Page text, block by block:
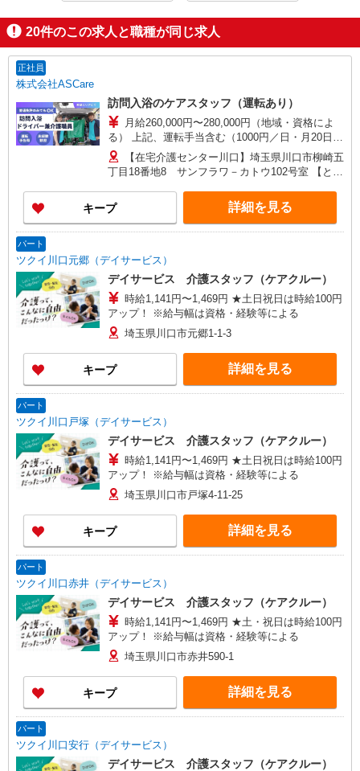
20件のこの求人と職種が同じ求人
正社員
株式会社ASCare
訪問入浴のケアスタッフ（運転あり）
月給260,000円〜280,000円（地域・資格によ
る） 上記、運転手当含む（1000円／日・月20日換
算） ★介護福祉士の方は月給20,000円加算（資格
手当） 別途交通費支給（30,000円上限／月） 別途
残業手当（月平均残業時間15時間）残業代全額支
給
【在宅介護センター川口】埼玉県川口市柳崎五
丁目18番地8 サンフラワ－カトウ102号室 【とこ
川ビル1階 【在宅介護センター加須】埼玉県加須
市花崎一丁目23番地10 【在宅介護センター上尾】
埼玉県上尾市上町一丁目11番地20 伊藤店舗1階
丁目2番地2 AMENITYHOUSE 【在宅介護センタ
ー春日部】埼玉県春日部市粕壁東二丁目3番地40
グレースヒル橋本202号室
キープ 詳細を見る
パート
ツクイ川口元郷（デイサービス）
デイサービス 介護スタッフ（ケアクルー）
時給1,141円〜1,469円 ★土日祝日は時給100円
アップ！ ※給与幅は資格・経験等による
埼玉県川口市元郷1-1-3
キープ 詳細を見る
パート
ツクイ川口戸塚（デイサービス）
デイサービス 介護スタッフ（ケアクルー）
時給1,141円〜1,469円 ★土日祝日は時給100円
アップ！ ※給与幅は資格・経験等による
埼玉県川口市戸塚4-11-25
キープ 詳細を見る
パート
ツクイ川口赤井（デイサービス）
デイサービス 介護スタッフ（ケアクルー）
時給1,141円〜1,469円 ★土・祝日は時給100円
アップ！ ※給与幅は資格・経験等による
埼玉県川口市赤井590-1
キープ 詳細を見る
パート
ツクイ川口安行（デイサービス）
デイサービス 介護スタッフ（ケアクルー）